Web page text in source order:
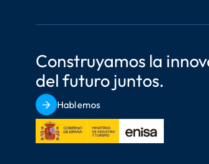
Construyamos la
del futuro juntos.
Hablemos